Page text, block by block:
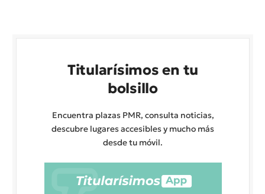
Titularísimos en tu
bolsillo
Encuentra plazas PMR, consulta noticias,
descubre lugares accesibles y mucho más
desde tu móvil.